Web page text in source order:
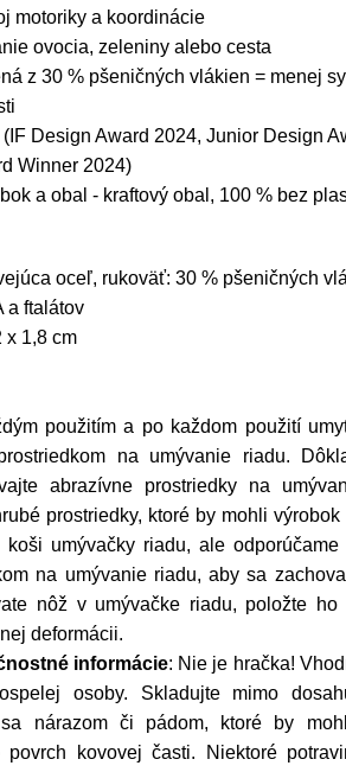
motoriky a koordinácie
ovocia, zeleniny alebo cesta
z 30 % pšeničných vlákien = menej
Design Award 2024, Junior Design
Winner 2024)
a obal - kraftový obal, 100 % bez
oceľ, rukoväť: 30 % pšeničných
a ftalátov
x 1,8 cm
použitím a po každom použití
na umývanie riadu.
abrazívne prostriedky na
prostriedky, ktoré by mohli
umývačky riadu, ale
na umývanie riadu, aby sa
nôž v umývačke riadu, položte
deformácii.
informácie: Nie je hračka!
osoby. Skladujte mimo
nárazom či pádom, ktoré by
povrch kovovej časti. Niektoré